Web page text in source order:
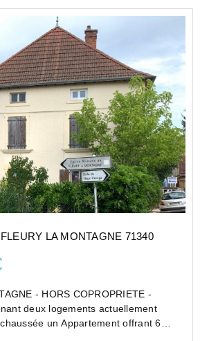
LA MONTAGNE 71340
- HORS COPROPRIETE -
deux logements actuellement
un Appartement offrant 65